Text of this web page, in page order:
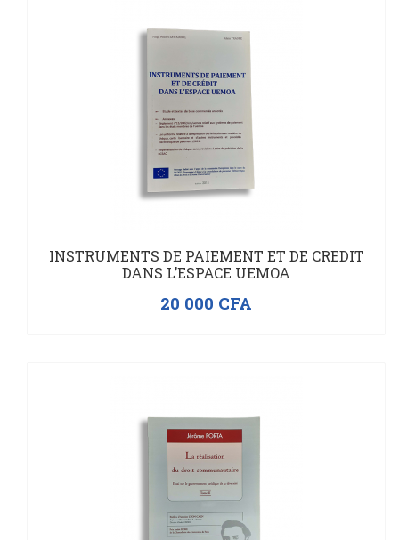
INSTRUMENTS DE PAIEMENT ET DE CREDIT
DANS L’ESPACE UEMOA
20 000 CFA